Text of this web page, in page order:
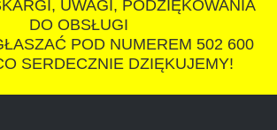
UWAGI, PODZIĘKOWANIA
DO OBSŁUGI
POD NUMEREM 502 600
SERDECZNIE DZIĘKUJEMY!